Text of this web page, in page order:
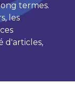
termes.
les
d'articles,